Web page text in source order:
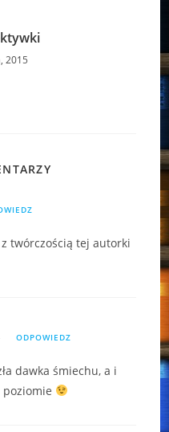
2015
twórczością tej autorki
ODPOWIEDZ
dawka śmiechu, a i